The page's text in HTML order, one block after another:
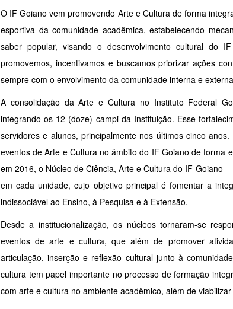
O IF Goiano vem promovendo Arte e Cultura de forma
esportiva da comunidade acadêmica, estabelecendo
saber popular, visando o desenvolvimento cultural do
promovemos, incentivamos e buscamos priorizar ações
sempre com o envolvimento da comunidade interna e
A consolidação da Arte e Cultura no Instituto Federal
integrando os 12 (doze) campi da Instituição. Esse
servidores e alunos, principalmente nos últimos cinco
eventos de Arte e Cultura no âmbito do IF Goiano de forma
em 2016, o Núcleo de Ciência, Arte e Cultura do IF Goiano
em cada unidade, cujo objetivo principal é fomentar a
indissociável ao Ensino, à Pesquisa e à Extensão.
Desde a institucionalização, os núcleos tornaram-se
eventos de arte e cultura, que além de promover
articulação, inserção e reflexão cultural junto à
cultura tem papel importante no processo de formação
com arte e cultura no ambiente acadêmico, além de